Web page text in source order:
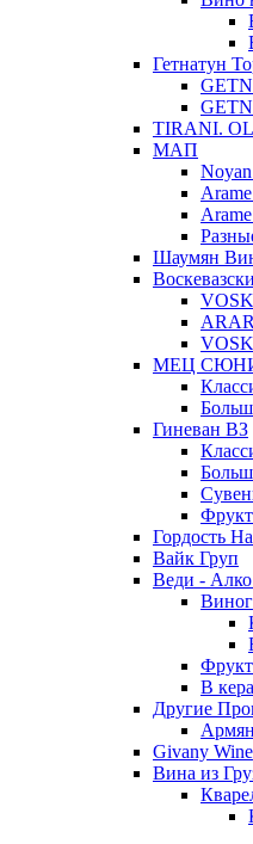
Гетнатун
TIRANI.
МАП
Шаумян
МЕЦ
Гиневан ВЗ
Гордость
Вайк Груп
Веди -
В
Другие
Givany Wine
Вина из